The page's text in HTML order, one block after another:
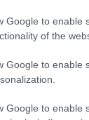
Google to enable
of the
Google to enable
Google to enable